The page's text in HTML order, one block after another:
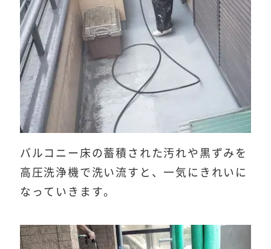
バルコニー床の蓄積された汚れや黒ずみを
高圧洗浄機で洗い流すと、一気にきれいに
なっていきます。